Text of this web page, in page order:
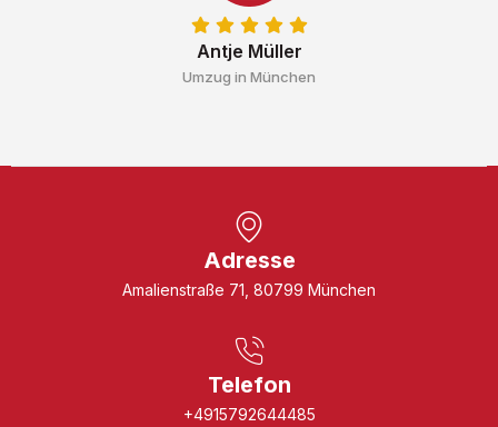
Antje Müller
Umzug in München
Adresse
Amalienstraße 71, 80799 München
Telefon
+4915792644485